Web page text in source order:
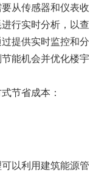
从传感器和仪表收
行实时分析，以查
提供实时监控和分
能机会并优化楼宇
节省成本：
以利用建筑能源管